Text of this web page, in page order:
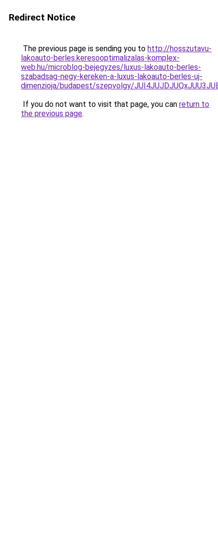
Redirect Notice
The previous page is sending you to http://hosszutavu-
lakoauto-berles.keresooptimalizalas-komplex-
web.hu/microblog-bejegyzes/luxus-lakoauto-berles-
szabadsag-negy-kereken-a-luxus-lakoauto-berles-uj-
dimenzioja/budapest/szepvolgy/
If you do not want to visit that page, you can return to
the previous page.